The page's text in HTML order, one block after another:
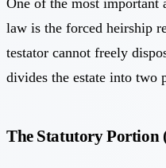
One of the most important
law is the forced heirship
testator cannot freely
divides the estate into two
The Statutory Portion